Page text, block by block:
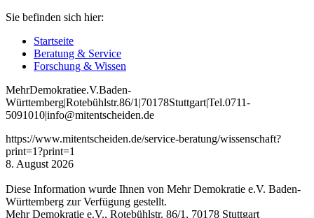
Sie befinden sich hier:
Startseite
Beratung & Service
Forschung & Wissen
MehrDemokratiee.V.Baden-
Württemberg|Rotebühlstr.86/1 |70178Stuttgart|Tel.0711-
5091010|info@mitentscheiden.de
https://www.mitentscheiden.de/service-beratung/wissenschaft?
print=1?print=1
8. August 2026
Diese Information wurde Ihnen von Mehr Demokratie e.V. Baden-
Württemberg zur Verfügung gestellt.
Mehr Demokratie e.V., Rotebühlstr. 86/1, 70178 Stuttgart